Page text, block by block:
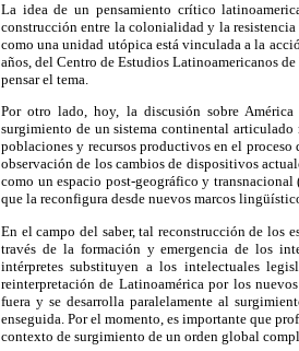
La idea de un pensamiento crítico
construcción entre la colonialidad y la
como una unidad utópica está vinculada a la
años, del Centro de Estudios Latinoamericanos
pensar el tema.
Por otro lado, hoy, la discusión sobre
surgimiento de un sistema continental
poblaciones y recursos productivos en el proceso
observación de los cambios de dispositivos
como un espacio post-geográfico y
que la reconfigura desde nuevos marcos
En el campo del saber, tal reconstrucción de los
través de la formación y emergencia de los
intérpretes substituyen a los intelectuales
reinterpretación de Latinoamérica por los
fuera y se desarrolla paralelamente al
enseguida. Por el momento, es importante que
contexto de surgimiento de un orden global